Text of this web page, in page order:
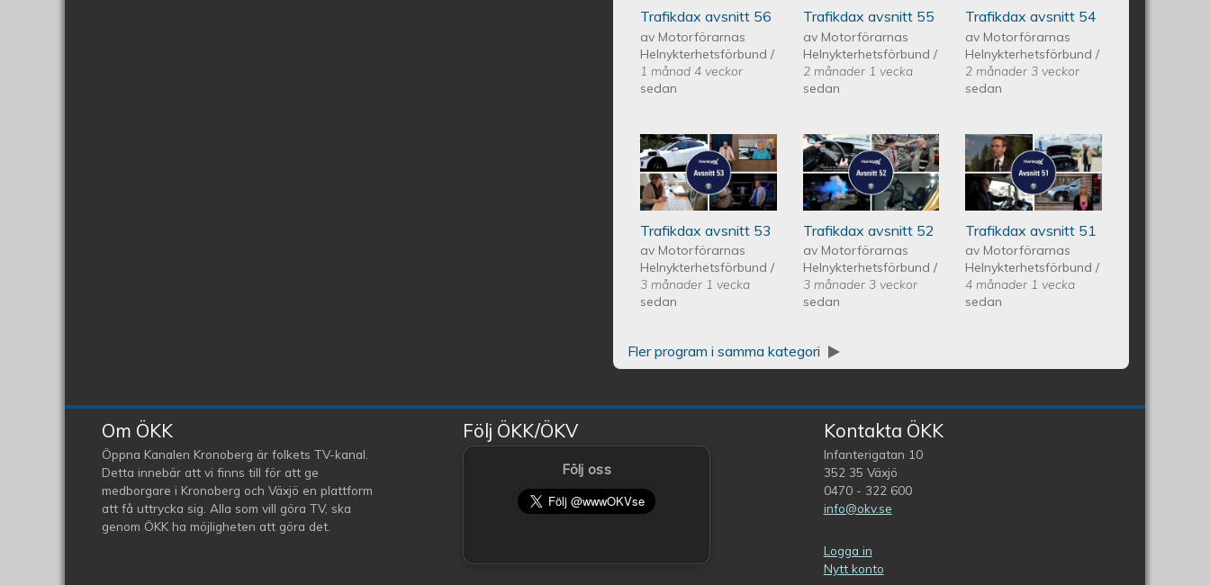
Trafikdax avsnitt 56
av Motorförarnas
Helnykterhetsförbund/
1 månad 4 veckor
sedan
Trafikdax avsnitt 55
av Motorförarnas
Helnykterhetsförbund /
2 månader 1 vecka
sedan
Trafikdax avsnitt 54
av Motorförarnas
Helnykterhetsförbund/
2 månader 3 veckor
sedan
Trafikdax - Avsnitt 53
Trafikdax avsnitt 53
av Motorförarnas
Helnykterhetsförbund/
3 månader 1 vecka
sedan
Trafikdax - Avsnitt 52
Trafikdax avsnitt 52
av Motorförarnas
Helnykterhetsförbund /
3 månader 3 veckor
sedan
Trafikdax -
Avsnitt 51
Trafikdax avsnitt 51
av Motorförarnas
Helnykterhetsförbund/
4 månader 1 vecka
sedan
Fler program i samma kategori
Om ÖKK
Öppna Kanalen Kronoberg är folkets TV-kanal.
Detta innebär att vi finns till för att ge
medborgare i Kronoberg och Växjö en plattform
att få uttrycka sig. Alla som vill göra TV, ska
genom ÖKK ha möjligheten att göra det.
Följ ÖKK/ÖKV
Följ oss
Kontakta ÖKK
Infanterigatan 10
352 35 Växjö
0470 - 322 600
info@okv.se
Logga in
Nytt konto